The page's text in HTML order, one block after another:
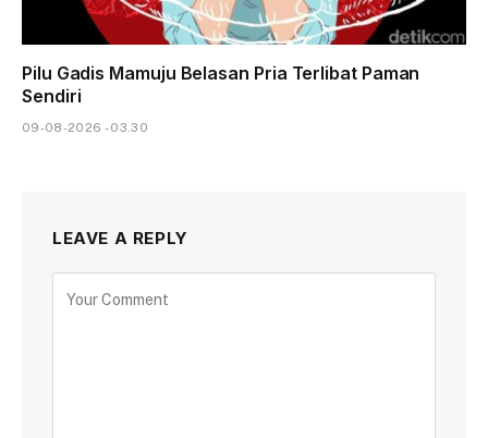
Pilu Gadis Mamuju Belasan Pria Terlibat Paman
Sendiri
09-08-2026 - 03.30
LEAVE A REPLY